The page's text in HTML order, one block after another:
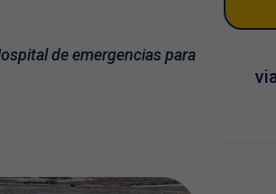
de emergencias para